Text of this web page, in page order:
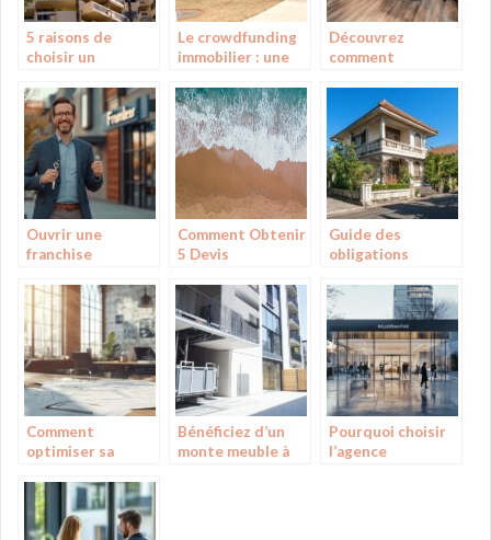
5 raisons de
choisir un
plutôt qu’une
maison sur la
Costa Brava
Le crowdfunding
immobilier : une
unique pour des
projets
immobiliers
innovants
Découvrez
comment
Batigere :
simplifiez vos
démarches
administratives
Ouvrir une
franchise
apport : Les
pièges à éviter et
les meilleures
stratégies
Comment Obtenir
5 Devis
Gratuits et
Choisir le Meilleur
Professionnel
Guide des
obligations
vendre votre
maison ancienne
en 2024
Comment
optimiser sa
immobilière grâce
à l’immobilier
ancien rénové ?
Bénéficiez d’un
monte meuble à
Pourquoi choisir
l’agence